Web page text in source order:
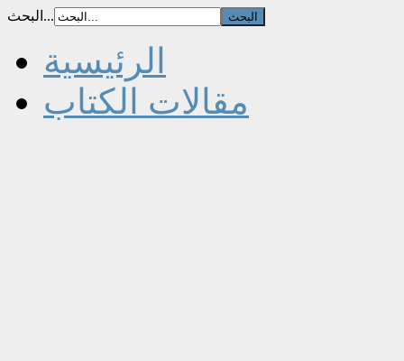
البحث...
الرئيسية
مقالات الكتاب